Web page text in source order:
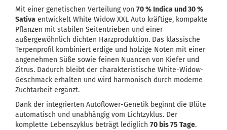
Mit einer genetischen Verteilung von 70 % Indica und 30 %
Sativa entwickelt White Widow XXL Auto kräftige, kompakte
Pflanzen mit stabilen Seitentrieben und einer
außergewöhnlich dichten Harzproduktion. Das klassische
Terpenprofil kombiniert erdige und holzige Noten mit einer
angenehmen Süße sowie feinen Nuancen von Kiefer und
Zitrus. Dadurch bleibt der charakteristische White-Widow-
Geschmack erhalten und wird harmonisch durch moderne
Zuchtarbeit ergänzt.
Dank der integrierten Autoflower-Genetik beginnt die Blüte
automatisch und unabhängig vom Lichtzyklus. Der
komplette Lebenszyklus beträgt lediglich 70 bis 75 Tage.